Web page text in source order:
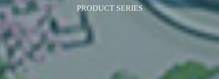
PRODUCT SERIES